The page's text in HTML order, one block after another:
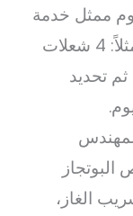
ممثل خدمة
العملاء بتسجيل موديل البوتجاز (مثلاً: 4 شعلات
ثم تحديد
الغاز،